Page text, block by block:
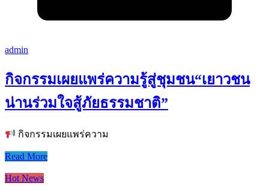
admin
กิจกรรมเผยแพร่ความรู้สู่ชุมชน“เยาวชน
น่านร่วมใจสู้ภัยธรรมชาติ”
กิจกรรมเผยแพร่ความ
Read More
Hot News